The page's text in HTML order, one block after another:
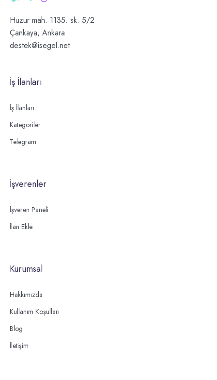
Huzur mah. 1135. sk. 5/2
Çankaya, Ankara
destek@isegel.net
İş İlanları
İş İlanları
Kategoriler
Telegram
İşverenler
İşveren Paneli
İlan Ekle
Kurumsal
Hakkımızda
Kullanım Koşulları
Blog
İletişim